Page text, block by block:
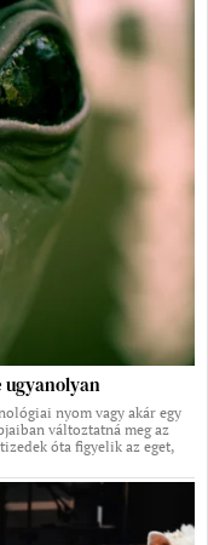
ugyanolyan
nyom vagy akár egy
változtatná meg az
óta figyelik az eget,